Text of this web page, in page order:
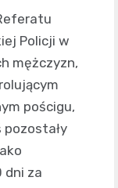
Policji w
mężczyzn,
pościgu,
pozostały
dni za